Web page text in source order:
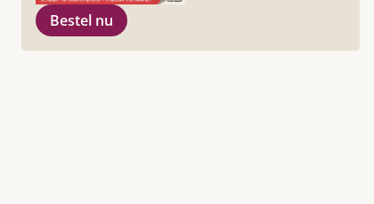
Bestel nu